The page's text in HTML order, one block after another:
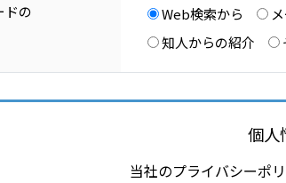
ドの
Web検索から
知人からの紹介
個人
当社のプライバシーポ